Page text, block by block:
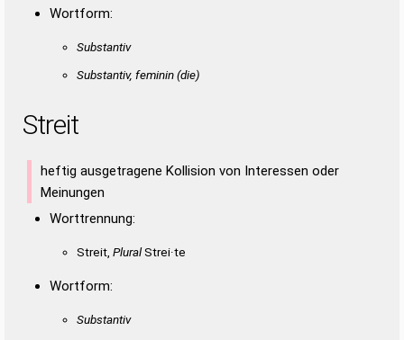
Wortform:
Substantiv
Substantiv, feminin(die)
Streit
heftig ausgetragene Kollision von Interessen oder
Meinungen
Worttrennung:
Streit, PluralStrei·te
Wortform:
Substantiv